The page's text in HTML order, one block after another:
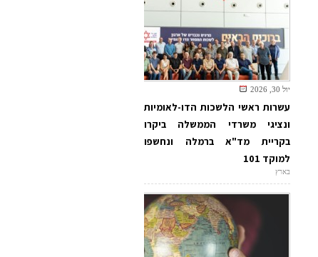
יול 30, 2026
עשרות ראשי הלשכות הדו-לאומיות
ונציגי משרדי הממשלה ביקרו
בקריית מד"א ברמלה ונחשפו
למוקד 101
בארץ